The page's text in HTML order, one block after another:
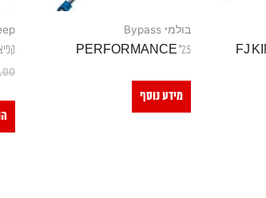
FJ
בולמי Bypass
2.5" PERFORMANCE
מידע נוסף